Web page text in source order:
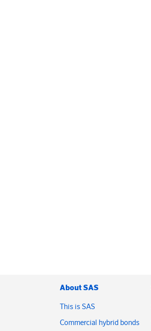
About SAS
This is SAS
Commercial hybrid bonds